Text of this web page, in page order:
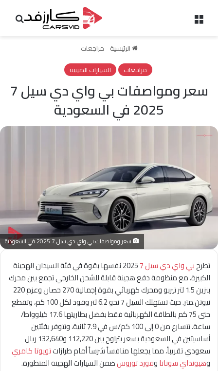
الرئيسية - مراجعات
مراجعات
السيارات الصينية
سعر ومواصفات بي واي دي سيل 7
2025 في السعودية
سعر ومواصفات بي واي دي سيل 7 2025 في السعودية
تطرحبي واي دي سيل 7
2025 نفسها بقوة في فئة السيدان الهجينة
الكبيرة، مع منظومة دفع هجينة قابلة للشحن الخارجي تجمع بين محرك
بنزين 1.5 لتر تيربو ومحرك كهربائي بقوة إجمالية 270 حصان وعزم 220
نيوتن.متر. حيث تستهلك السيل 7 نحو 6.2 لتر وقود لكل 100 كم، وتقطع
حتى 75 كم بالطاقة الكهربائية فقط بفضل بطاريتها 17.6 كيلوواط/
ساعة. تتسارع من 0 إلى 100 كم/س في 7.9 ثانية، وتتوفر بفئتين
أساسيتين في السعودية بسعر يتراوح بين 112,220 و132,640 ريال
سعودي تقريباً، مما يجعلها منافساً شرساً أمام طرازاتتويوتا كامري
وهيونداي سوناتاوفورد توروسضمن السيارات الهجينة المتطورة.